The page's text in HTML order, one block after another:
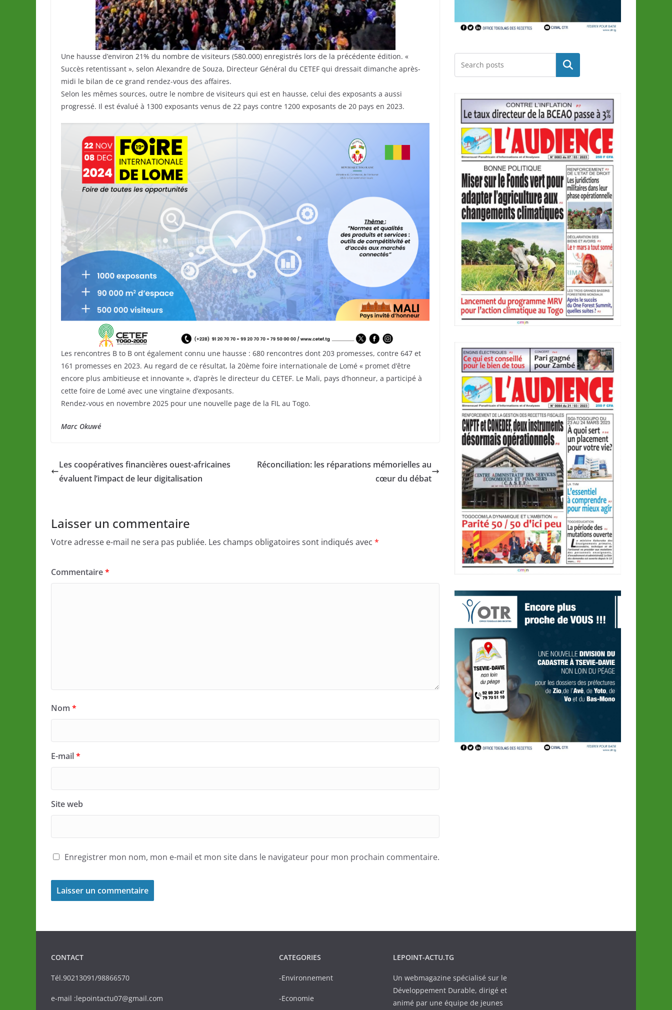
Une hausse d’environ 21% du nombre de visiteurs (580.000) enregistrés lors de la précédente édition. «
Succès retentissant », selon Alexandre de Souza, Directeur Général du CETEF qui dressait dimanche après-
midi le bilan de ce grand rendez-vous des affaires.
Selon les mêmes sources, outre le nombre de visiteurs qui est en hausse, celui des exposants a aussi
progressé. Il est évalué à 1300 exposants venus de 22 pays contre 1200 exposants de 20 pays en 2023.
Les rencontres B to B ont également connu une hausse : 680 rencontres dont 203 promesses, contre 647 et
161 promesses en 2023. Au regard de ce résultat, la 20ème foire internationale de Lomé « promet d’être
encore plus ambitieuse et innovante », d’après le directeur du CETEF. Le Mali, pays d’honneur, a participé à
cette foire de Lomé avec une vingtaine d’exposants.
Rendez-vous en novembre 2025 pour une nouvelle page de la FIL au Togo.
Marc Okuwé
Les coopératives financières ouest-africaines
évaluent l’impact de leur digitalisation
Réconciliation: les réparations mémorielles au
cœur du débat
Laisser un commentaire
Votre adresse e-mail ne sera pas publiée. Les champs obligatoires sont indiqués avec *
Commentaire*
Nom *
E-mail*
Site web
Enregistrer mon nom, mon e-mail et mon site dans le navigateur pour mon prochain commentaire.
Rechercher
CONTACT
Tél.90213091/98866570
e-mail :lepointactu07@gmail.com
CATEGORIES
-Environnement
-Economie
LEPOINT-ACTU.TG
Un webmagazine spécialisé sur le
Développement Durable, dirigé et
animé par une équipe de jeunes